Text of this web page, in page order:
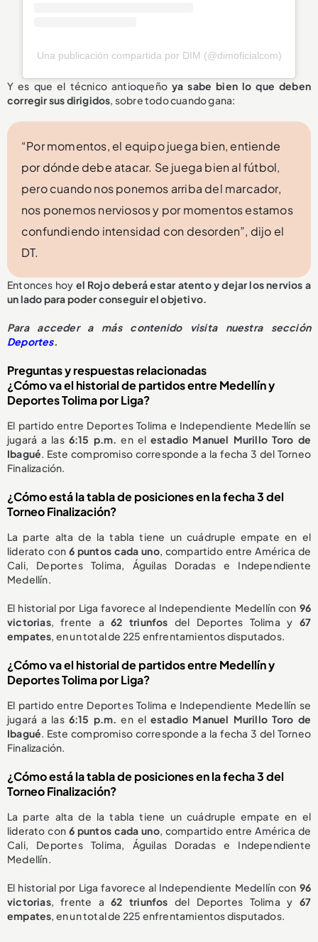
Una publicación compartida por DIM (@dimoficialcom)
Y es que el técnico antioqueño ya sabe bien lo que deben
corregir sus dirigidos, sobre todo cuando gana:
“Por momentos, el equipo juega bien, entiende
por dónde debe atacar. Se juega bien al fútbol,
pero cuando nos ponemos arriba del marcador,
nos ponemos nerviosos y por momentos estamos
confundiendo intensidad con desorden”, dijo el
DT.
Entonces hoy el Rojo deberá estar atento y dejar los nervios a
un lado para poder conseguir el objetivo.
Para acceder a más contenido visita nuestra sección
Deportes.
Preguntas y respuestas relacionadas
¿Cómo va el historial de partidos entre Medellín y
Deportes Tolima por Liga?
El partido entre Deportes Tolima e Independiente Medellín se
jugará a las 6:15 p.m. en elestadio Manuel Murillo Toro de
Ibagué. Este compromiso corresponde a la fecha 3 del Torneo
Finalización.
¿Cómo está la tabla de posiciones en la fecha 3 del
Torneo Finalización?
La parte alta de la tabla tiene un cuádruple empate en el
liderato con 6 puntos cada uno, compartido entre América de
Cali, Deportes Tolima, Águilas Doradas e Independiente
Medellín.
El historial por Liga favorece al Independiente Medellín con 96
victorias, frente a62 triunfos del Deportes Tolima y 67
empates, en un total de 225 enfrentamientos disputados.
¿Cómo va el historial de partidos entre Medellín y
Deportes Tolima por Liga?
El partido entre Deportes Tolima e Independiente Medellín se
jugará a las 6:15 p.m. en elestadio Manuel Murillo Toro de
Ibagué. Este compromiso corresponde a la fecha 3 del Torneo
Finalización.
¿Cómo está la tabla de posiciones en la fecha 3 del
Torneo Finalización?
La parte alta de la tabla tiene un cuádruple empate en el
liderato con 6 puntos cada uno, compartido entre América de
Cali, Deportes Tolima, Águilas Doradas e Independiente
Medellín.
El historial por Liga favorece al Independiente Medellín con 96
victorias, frente a62 triunfos del Deportes Tolima y 67
empates, en un total de 225 enfrentamientos disputados.